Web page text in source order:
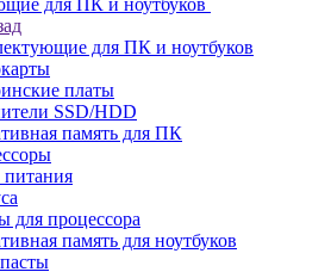
для ПК и ноутбуков
для ПК и ноутбуков
платы
SSD/HDD
память для ПК
для процессора
память для ноутбуков